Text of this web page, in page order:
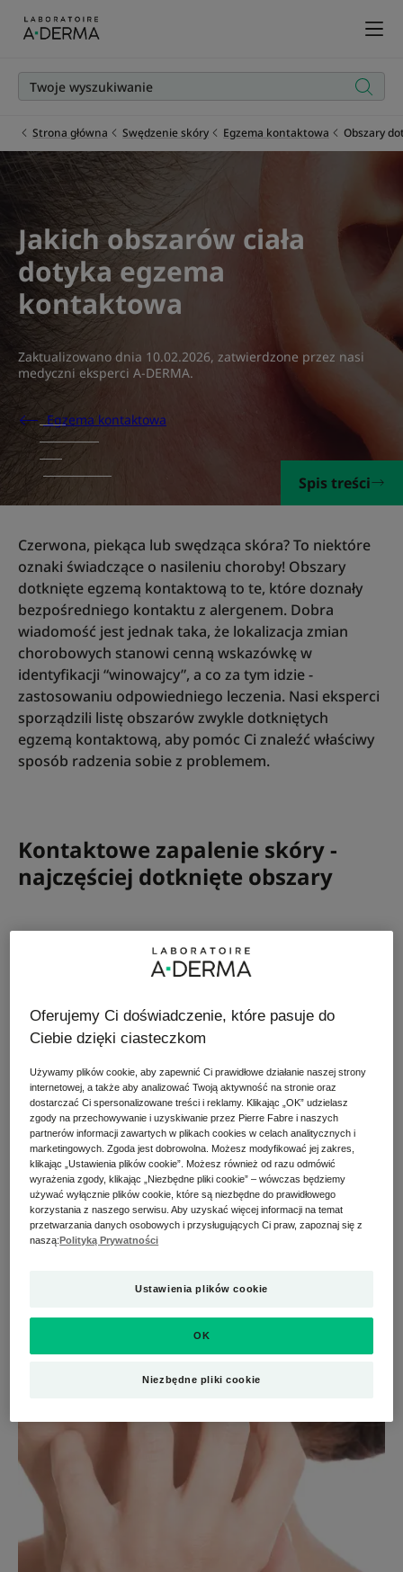
Strona główna Swędzenie skóry Egzema kontaktowa Obszary
Jakich obszarów ciała
dotyka egzema
kontaktowa
Zaktualizowano dnia 10.02.2026, zatwierdzone przez nasi
medyczni eksperci A-DERMA.
Egzema kontaktowa
Spis treści
Czerwona, piekąca lub swędząca skóra? To niektóre
oznaki świadczące o nasileniu choroby! Obszary
dotknięte egzemą kontaktową to te, które doznały
bezpośredniego kontaktu z alergenem. Dobra
wiadomość jest jednak taka, że lokalizacja zmian
chorobowych stanowi cenną wskazówkę w
identyfikacji “winowajcy”, a co za tym idzie -
zastosowaniu odpowiedniego leczenia. Nasi eksperci
sporządzili listę obszarów zwykle dotkniętych
egzemą kontaktową, aby pomóc Ci znaleźć właściwy
sposób radzenia sobie z problemem.
Kontaktowe zapalenie skóry -
najczęściej dotknięte obszary
mówimy o wyprysku kontaktowym twarzy
Niektóre części ciała - pachy, szyja, klatka
piersiowa, nogi i stopy.
Ręce stanowią pierwszą linię obrony w sytuacji,
gdy mamy do czynienia z substancjami
alergizującymi.
Skóra głowy (ze względu na charakterystyczną
obecność małych pęcherzyków wypełnionych
płynem).
Oferujemy Ci doświadczenie, które pasuje do
Ciebie dzięki ciasteczkom
Używamy plików cookie, aby zapewnić Ci prawidłowe działanie naszej strony
internetowej, a także aby analizować Twoją aktywność na stronie oraz
dostarczać Ci spersonalizowane treści i reklamy. Klikając „OK” udzielasz
zgody na przechowywanie i uzyskiwanie przez Pierre Fabre i naszych
partnerów informacji zawartych w plikach cookies w celach analitycznych i
marketingowych. Zgoda jest dobrowolna. Możesz modyfikować jej zakres,
klikając „Ustawienia plików cookie”. Możesz również od razu odmówić
wyrażenia zgody, klikając „Niezbędne pliki cookie” – wówczas będziemy
używać wyłącznie plików cookie, które są niezbędne do prawidłowego
korzystania z naszego serwisu. Aby uzyskać więcej informacji na temat
przetwarzania danych osobowych i przysługujących Ci praw, zapoznaj się z
naszą:Polityką Prywatności
Ustawienia plików cookie
Niezbędne pliki cookie
OK